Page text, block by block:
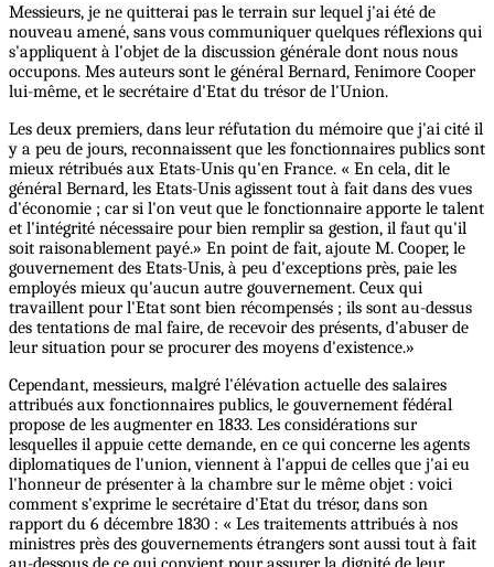
Messieurs, je ne quitterai pas le terrain sur lequel j'ai été de
nouveau amené, sans vous communiquer quelques réflexions qui
s'appliquent à l'objet de la discussion générale dont nous nous
occupons. Mes auteurs sont le général Bernard, Fenimore Cooper
lui-même, et le secrétaire d'Etat du trésor de l'Union.
Les deux premiers, dans leur réfutation du mémoire que j'ai cité il
y a peu de jours, reconnaissent que les fonctionnaires publics sont
mieux rétribués aux Etats-Unis qu'en France. « En cela, dit le
général Bernard, les Etats-Unis agissent tout à fait dans des vues
d'économie ; car si l'on veut que le fonctionnaire apporte le talent
et l'intégrité nécessaire pour bien remplir sa gestion, il faut qu'il
soit raisonablement payé.» En point de fait, ajoute M. Cooper, le
gouvernement des Etats-Unis, à peu d'exceptions près, paie les
employés mieux qu'aucun autre gouvernement. Ceux qui
travaillent pour l'Etat sont bien récompensés ; ils sont au-dessus
des tentations de mal faire, de recevoir des présents, d'abuser de
leur situation pour se procurer des moyens d'existence.»
Cependant, messieurs, malgré l'élévation actuelle des salaires
attribués aux fonctionnaires publics, le gouvernement fédéral
propose de les augmenter en 1833. Les considérations sur
lesquelles il appuie cette demande, en ce qui concerne les agents
diplomatiques de l'union, viennent à l'appui de celles que j'ai eu
l'honneur de présenter à la chambre sur le même objet : voici
comment s'exprime le secrétaire d'Etat du trésor, dans son
rapport du 6 décembre 1830 : « Les traitements attribués à nos
ministres près des gouvernements étrangers sont aussi tout à fait